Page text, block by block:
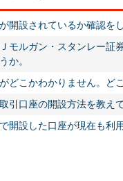
開設されているか確認を
モルガン・スタンレー証
か。
どこかわかりません。ど
引口座の開設方法を教え
開設した口座が現在も利